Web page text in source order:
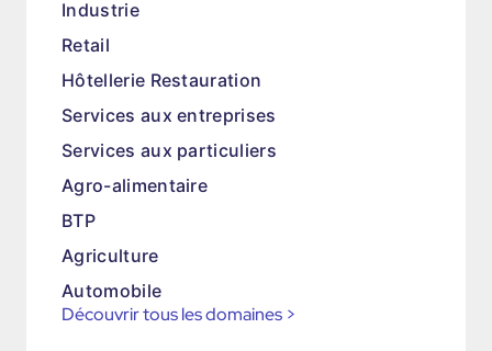
Industrie
Retail
Hôtellerie Restauration
Services aux entreprises
Services aux particuliers
Agro-alimentaire
BTP
Agriculture
Automobile
Découvrir tous les domaines >